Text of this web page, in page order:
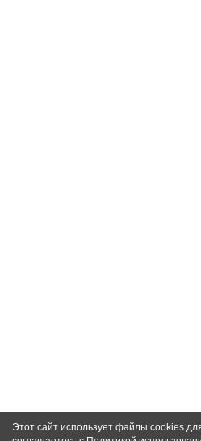
Этот сайт использует файлы cookies